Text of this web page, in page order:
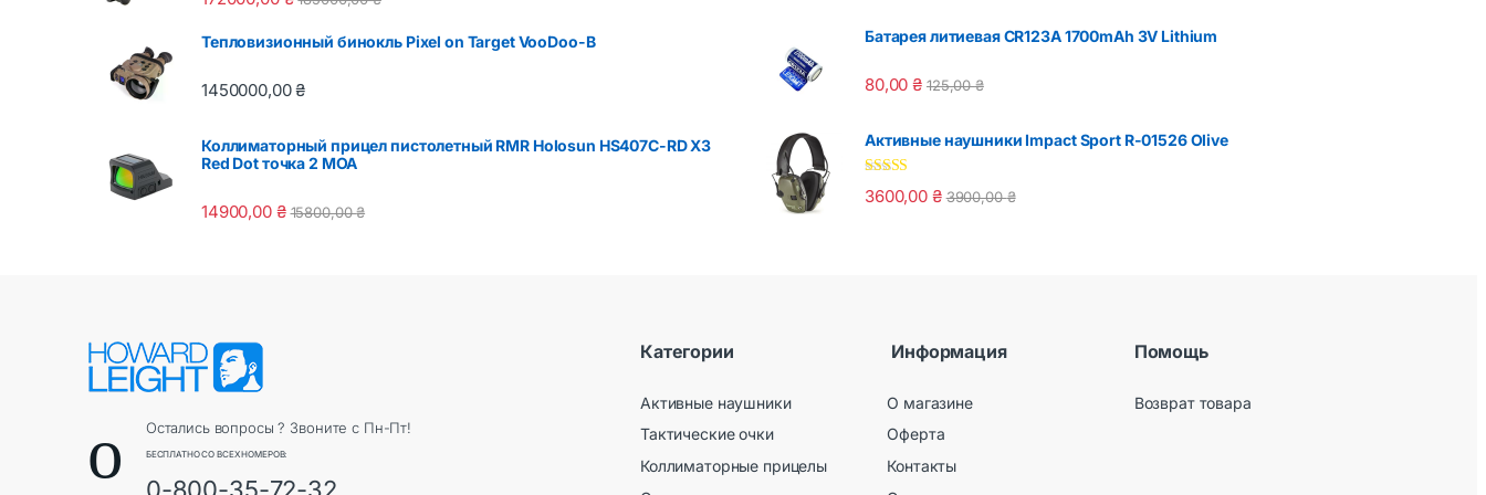
Тепловизионный бинокль Pixel on Target VooDoo-B
1450000,00₴
Коллиматорный прицел пистолетный RMR Holosun HS407C-RD X3
Red Dot точка 2 MOA
14900,00 ₴ 15800,00₴
Батарея литиевая CR123A 1700mAh 3V Lithium
80,00₴ 125,00₴
Активные наушники Impact Sport R-01526 Olive
Оценка5.00
из 5
3600,00 ₴ 3900,00₴
Остались вопросы ? Звоните с Пн-Пт!
БЕСПЛАТНО СО ВСЕХ НОМЕРОВ:
Категории
Активные наушники
Тактические очки
Коллиматорные прицелы
Информация
О магазине
Оферта
Контакты
Помощь
Возврат товара